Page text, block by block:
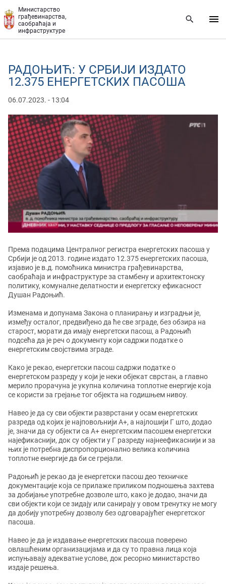
Министарство
грађевинарства,
саобраћаја и
инфраструктуре
РАДОЊИЋ: У СРБИЈИ ИЗДАТО
12.375 ЕНЕРГЕТСКИХ ПАСОША
06.07.2023. - 13:04
Према подацима Централног регистра енергетских пасоша у
Србији је од 2013. године издато 12.375 енергетских пасоша,
изјавио је в.д. помоћника министра грађевинарства,
саобраћаја и инфраструктуре за стамбену и архитектонску
политику, комуналне делатности и енергетску ефикасност
Душан Радоњић.
Изменама и допунама Закона о планирању и изградњи је,
између осталог, предвиђено да ће све зграде, без обзира на
старост, морати да имају енергетски пасош, а Радоњић
подсећа да је реч о документу који садржи податке о
енергетским својствима зграде.
Како је рекао, енергетски пасош садржи податке о
енергетском разреду у који је неки објекат сврстан, а главно
мерило прорачуна је укупна количина топлотне енергије која
се користи за грејање тог објекта на годишњем нивоу.
Навео је да су сви објекти разврстани у осам енергетских
разреда од којих је најповољнији А+, а најлошији Г што, додао
је, значи да су објекти са А+ енергетским пасошем енергетски
најефикаснији, док су објекти у Г разреду најнеефикаснији и за
њих је потребна диспропорционално велика количина
топлотне енергије да би се грејали.
Радоњић је рекао да је енергетски пасош део техничке
документације која се прилаже приликом подношења захтева
за добијање употребне дозволе што, како је додао, значи да
сви објекти који се зидају или санирају у овом тренутку не могу
да добију употребну дозволу без одговарајућег енергетског
пасоша.
Навео је да је издавање енергетских пасоша поверено
овлашћеним организацијама и да су то правна лица која
испуњавају адекватне услове, док ресорно министарство
издаје решења.